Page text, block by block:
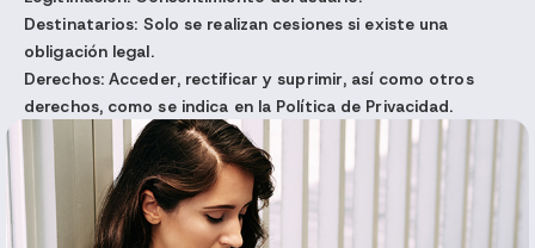
Destinatarios: Solo se realizan cesiones si existe una
obligación legal.
Derechos:Acceder, rectificar y suprimir, así como otros
derechos, como se indica en la Política de Privacidad.